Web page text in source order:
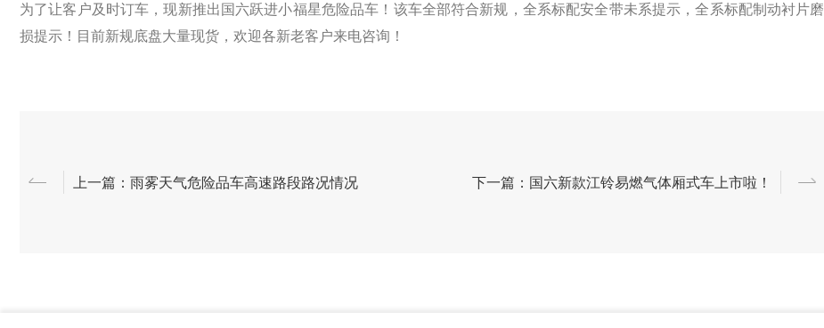
为了让客户及时订车，现新推出国六跃进小福星危险品车！该车全部符合新规，全系标配安全带未系提示，全系标配制动衬片磨
损提示！目前新规底盘大量现货，欢迎各新老客户来电咨询！
上一篇：雨雾天气危险品车高速路段路况情况 下一篇：国六新款江铃易燃气体厢式车上市啦！